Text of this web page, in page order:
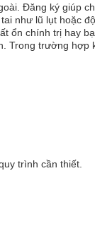
Đăng ký giúp
như lũ lụt hoặc
ổn chính trị hay
Trong trường hợp
trình cần thiết.